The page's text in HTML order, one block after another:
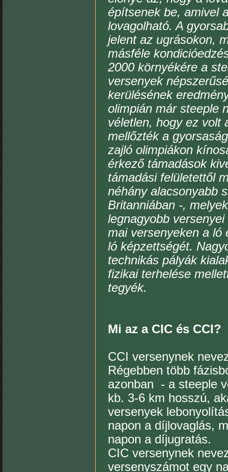
építsenek be, amivel
lovagolható. A
jelent az ugrásokon,
másféle
2000 környékére a
versenyek
kerülésének
olimpián már steeple
véletlen, hogy ez volt
mellőzték a
zajló olimpiákon
érkező támadások
támadási felületettől
néhány alacsonyabb
Britanniában -,
legnagyobb
mai versenyeken a ló
ló képzettségét.
technikás pályák
fizikai terhelése
tegyék.
Mi az a CIC és CCI?
CCI versenynek
Régebben több
azonban - a steeple
kb. 3-6 km hosszú,
versenyek
napon a díjlovaglás,
napon a díjugratás.
CIC versenynek
versenyszámot egy